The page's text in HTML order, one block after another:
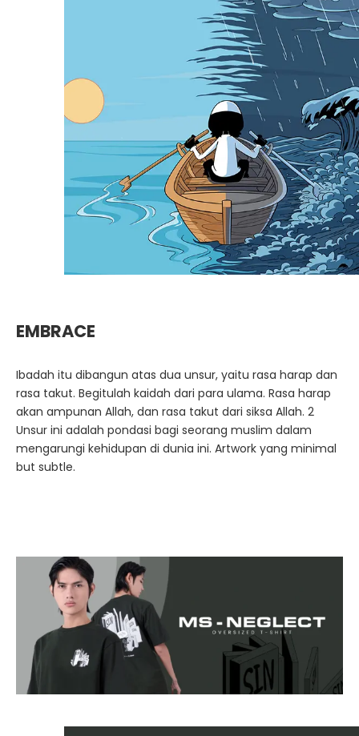
EMBRACE
Ibadah itu dibangun atas dua unsur, yaitu rasa harap dan
rasa takut. Begitulah kaidah dari para ulama. Rasa harap
akan ampunan Allah, dan rasa takut dari siksa Allah. 2
Unsur ini adalah pondasi bagi seorang muslim dalam
mengarungi kehidupan di dunia ini. Artwork yang minimal
but subtle.